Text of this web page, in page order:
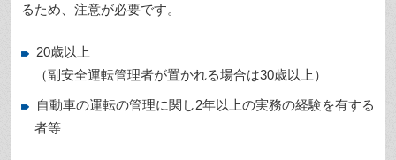
るため、注意が必要です。
20歳以上
（副安全運転管理者が置かれる場合は30歳以上）
自動車の運転の管理に関し2年以上の実務の経験を有する
者等